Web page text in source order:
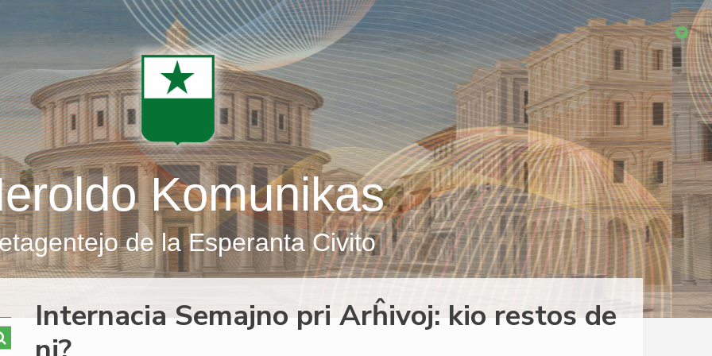
Komunikas
de la Esperanta Civito
Internacia Semajno pri Arĥivoj: kio restos de